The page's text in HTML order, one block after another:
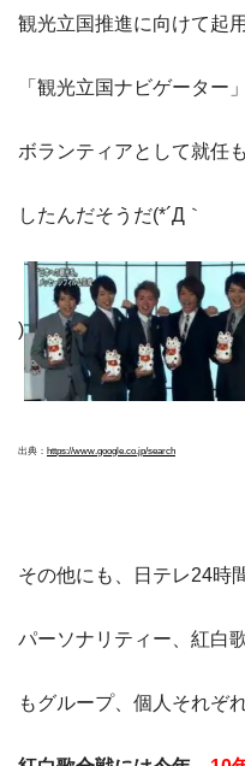
観光立国推進に向けて起
「観光立国ナビゲーター
ボランティアとして就任も
したんだそうだ(*´Д｀
)
出典： https://www.google.co.jp/search
その他にも、日テレ24時
パーソナリティー、紅白
もグループ、個人それぞ